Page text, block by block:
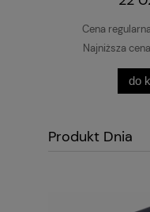
Cena
Najniższa
do
Produkt Dnia